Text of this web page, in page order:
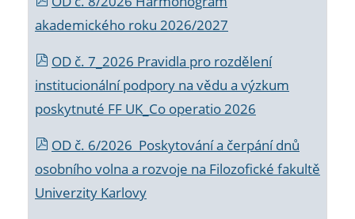
akademického roku 2026/2027
OD č. 7_2026 Pravidla pro rozdělení
institucionální podpory na vědu a výzkum
poskytnuté FF UK_Co operatio 2026
OD č. 6/2026 Poskytování a čerpání dnů
osobního volna a rozvoje na Filozofické fakultě
Univerzity Karlovy